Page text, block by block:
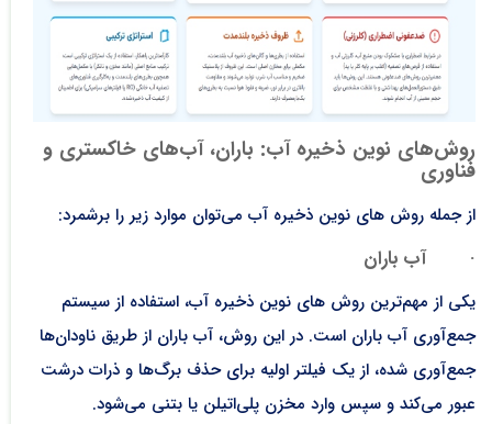
روش‌های نوین ذخیره آب: باران، آب‌های خاکستری و
فناوری
از جمله روش ‌های نوین ذخیره آب می‌توان موارد زیر را برشمرد:
·آب باران
یکی از مهم‌ترین روش ‌های نوین ذخیره آب، استفاده از سیستم
جمع‌آوری آب باران است. در این روش، آب باران از طریق ناودان‌ها
جمع‌آوری شده، از یک فیلتر اولیه برای حذف برگ‌ها و ذرات درشت
عبور می‌کند و سپس وارد مخزن پلی‌اتیلن یا بتنی می‌شود.